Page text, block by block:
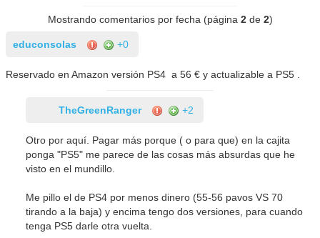
Mostrando comentarios por fecha (página 2de 2)
educonsolas +0
Reservado en Amazon versión PS4 a 56 € y actualizable a PS5 .
TheGreenRanger +2
Otro por aquí. Pagar más porque ( o para que) en la cajita
ponga "PS5" me parece de las cosas más absurdas que he
visto en el mundillo.
Me pillo el de PS4 por menos dinero (55-56 pavos VS 70
tirando a la baja) y encima tengo dos versiones, para cuando
tenga PS5 darle otra vuelta.